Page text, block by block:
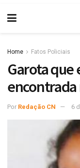
Home Fatos Policiais
Garota que
Por Redação CN 6